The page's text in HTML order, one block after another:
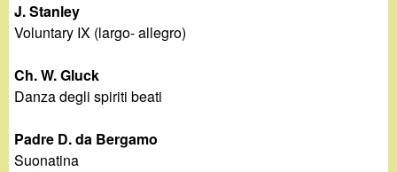
J. Stanley
Voluntary IX (largo- allegro)
Ch. W. Gluck
Danza degli spiriti beati
Padre D. da Bergamo
Suonatina